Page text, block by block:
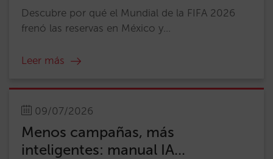
Descubre por qué el Mundial de la FIFA 2026
frenó las reservas en México y...
Leer más
09/07/2026
Menos campañas, más
inteligentes: manual IA...